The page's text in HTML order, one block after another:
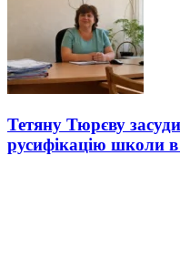
Тетяну Тюрєву
русифікацію школи в